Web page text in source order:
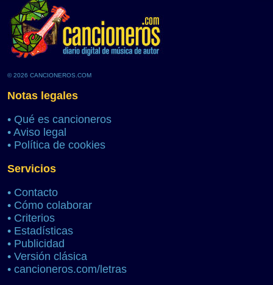
© 2026 CANCIONEROS.COM
Notas legales
• Qué es cancioneros
• Aviso legal
• Política de cookies
Servicios
• Contacto
• Cómo colaborar
• Criterios
• Estadísticas
• Publicidad
• Versión clásica
• cancioneros.com/letras